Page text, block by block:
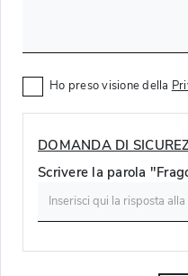
Ho preso visione della
DOMANDA DI
Scrivere la parola